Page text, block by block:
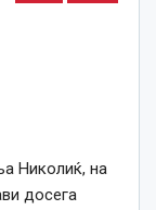
Николиќ, на
досега